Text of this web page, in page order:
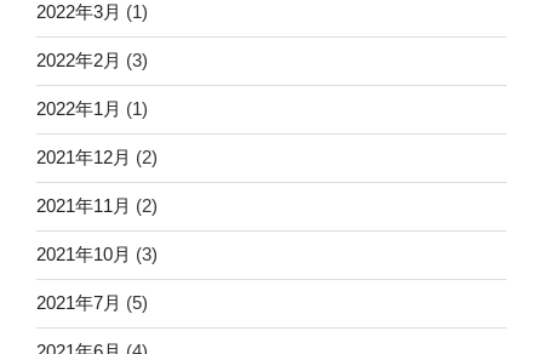
2022年3月 (1)
2022年2月 (3)
2022年1月 (1)
2021年12月 (2)
2021年11月 (2)
2021年10月 (3)
2021年7月 (5)